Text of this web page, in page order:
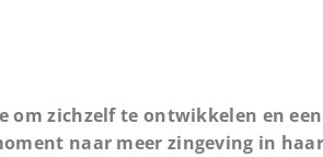
om zichzelf te ontwikkelen en
naar meer zingeving in